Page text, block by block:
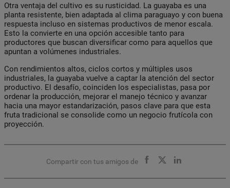
Otra ventaja del cultivo es su rusticidad. La guayaba es una
planta resistente, bien adaptada al clima paraguayo y con buena
respuesta incluso en sistemas productivos de menor escala.
Esto la convierte en una opción accesible tanto para
productores que buscan diversificar como para aquellos que
apuntan a volúmenes industriales.
Con rendimientos altos, ciclos cortos y múltiples usos
industriales, la guayaba vuelve a captar la atención del sector
productivo. El desafío, coinciden los especialistas, pasa por
ordenar la producción, mejorar el manejo técnico y avanzar
hacia una mayor estandarización, pasos clave para que esta
fruta tradicional se consolide como un negocio frutícola con
proyección.
Compartir con tus amigos de